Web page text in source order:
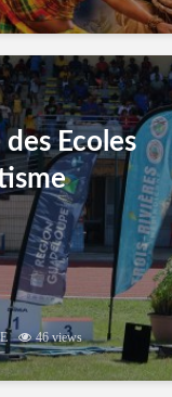
Ecoles
46 views